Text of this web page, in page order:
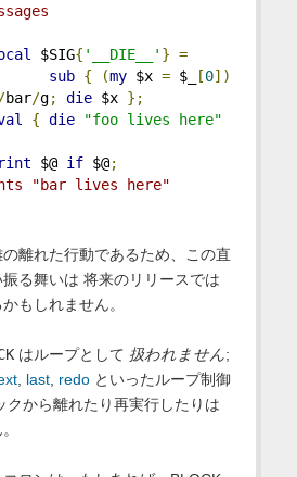
$SIG{ '__DIE__' } =
sub { (my $x = $_ [0])
bar/g; die $x };
{ die
"foo lives here"
$@ if $@;
"bar lives here"
の離れた行動であるため、この直
る舞いは 将来のリリースでは
もしれません。
はループとして 扱われません;
, last, redoといったループ制御
クから離れたり再実行したりは